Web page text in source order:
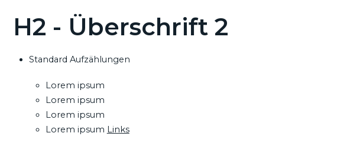
H2 - Überschrift 2
Standard Aufzählungen
Lorem ipsum
Lorem ipsum
Lorem ipsum
Lorem ipsum Links